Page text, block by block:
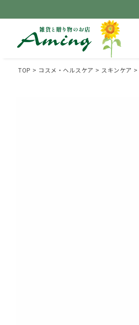
TOP コスメ・ヘルスケア スキンケア